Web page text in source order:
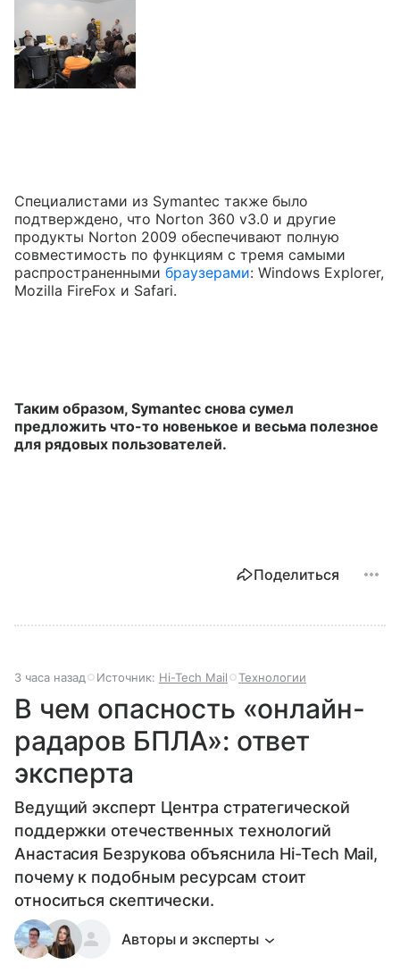
Специалистами из Symantec также было
подтверждено, что Norton 360 v3.0 и другие
продукты Norton 2009 обеспечивают полную
совместимость по функциям с тремя самыми
распространенными браузерами: Windows Explorer,
Mozilla FireFox и Safari.
Таким образом, Symantec снова сумел
предложить что-то новенькое и весьма полезное
для рядовых пользователей.
Поделиться
3 часа назад Источник: Hi-Tech Mail Технологии
В чем опасность «онлайн-
радаров БПЛА»: ответ
эксперта
Ведущий эксперт Центра стратегической
поддержки отечественных технологий
Анастасия Безрукова объяснила Hi-Tech Mail,
почему к подобным ресурсам стоит
относиться скептически.
Авторы и эксперты